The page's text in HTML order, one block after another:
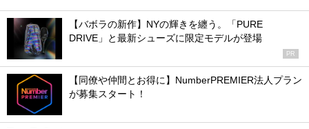
【バボラの新作】NYの輝きを纏う。「PURE
DRIVE」と最新シューズに限定モデルが登場
PR
【同僚や仲間とお得に】NumberPREMIER法人プラン
が募集スタート！